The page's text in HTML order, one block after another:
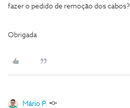
fazer o pedido de remoção dos cabos?
Obrigada
Mário P.